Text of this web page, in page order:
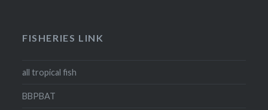
FISHERIES LINK
all tropical fish
BBPBAT